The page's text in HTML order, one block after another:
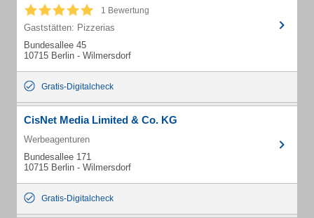
1 Bewertung
Gaststätten: Pizzerias
Bundesallee 45
10715 Berlin - Wilmersdorf
Gratis-Digitalcheck
CisNet Media Limited & Co. KG
Werbeagenturen
Bundesallee 171
10715 Berlin - Wilmersdorf
Gratis-Digitalcheck